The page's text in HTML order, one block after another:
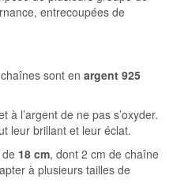
entrecoupées de
sont en argent 925
à l’argent de ne pas s’oxyder.
leur brillant et leur éclat.
18 cm, dont 2 cm de chaîne
à plusieurs tailles de